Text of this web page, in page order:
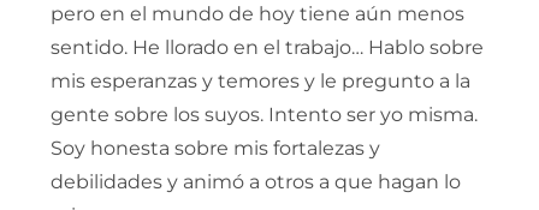
pero en el mundo de hoy tiene aún menos
sentido. He llorado en el trabajo… Hablo sobre
mis esperanzas y temores y le pregunto a la
gente sobre los suyos. Intento ser yo misma.
Soy honesta sobre mis fortalezas y
debilidades y animó a otros a que hagan lo